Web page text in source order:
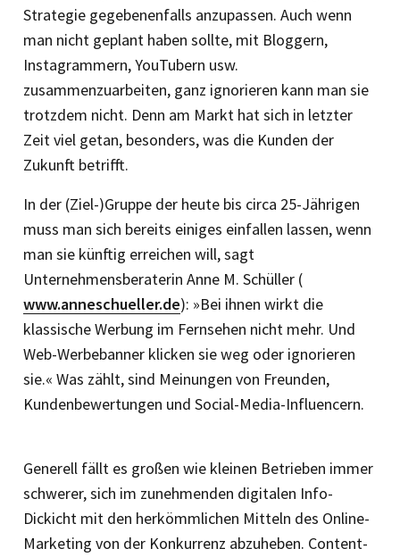
Strategie gegebenenfalls anzupassen. Auch wenn
man nicht geplant haben sollte, mit Bloggern,
Instagrammern, You­Tubern usw.
zusammenzuarbeiten, ganz ignorieren kann man sie
trotzdem nicht. Denn am Markt hat sich in letzter
Zeit viel getan, besonders, was die Kunden der
Zukunft betrifft.
In der (Ziel-)Gruppe der heute bis circa 25-Jährigen
muss man sich bereits einiges einfallen lassen, wenn
man sie künftig erreichen will, sagt
Unternehmensberaterin Anne M. Schüller (
www.anneschueller.de): »Bei ihnen wirkt die
klassische Werbung im Fernsehen nicht mehr. Und
Web-Werbebanner klicken sie weg oder ignorieren
sie.« Was zählt, sind Meinungen von Freunden,
Kundenbewertungen und Social-Media-Influencern.
Generell fällt es großen wie kleinen Betrieben immer
schwerer, sich im zunehmenden digitalen Info-
Dickicht mit den herkömmlichen Mitteln des Online-
Marketing von der Konkurrenz abzuheben. Content-